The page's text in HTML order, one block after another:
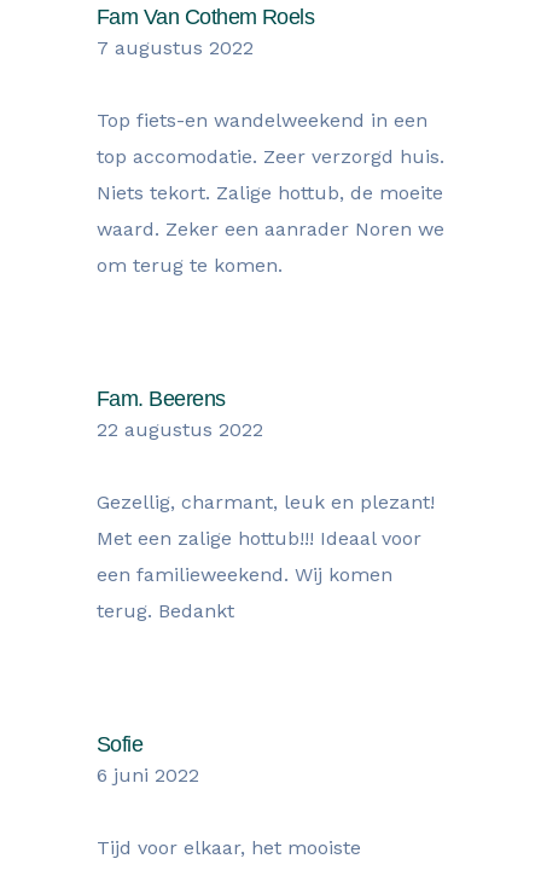
Fam Van Cothem Roels
7 augustus 2022
Top fiets-en wandelweekend in een
top accomodatie. Zeer verzorgd huis.
Niets tekort. Zalige hottub, de moeite
waard. Zeker een aanrader Noren we
om terug te komen.
Fam. Beerens
22 augustus 2022
Gezellig, charmant, leuk en plezant!
Met een zalige hottub!!! Ideaal voor
een familieweekend. Wij komen
terug. Bedankt
Sofie
6 juni 2022
Tijd voor elkaar, het mooiste